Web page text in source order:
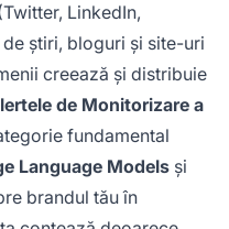
LinkedIn,
știri, bloguri și site-uri
creează și distribuie
de Monitorizare a
fundamental
Language Models și
brandul tău în